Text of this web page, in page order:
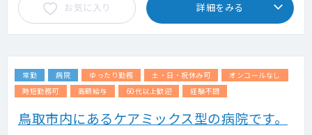
（仮に担当する場合でも週1日程度の勤務）
※日中の診療を充実させているた
め、夜間の緊急往診の頻度は低いです
います
お気に入り 詳細をみる
常勤 病院 ゆったり勤務 土・日・祝休み可
オンコールなし
時短勤務可
高額給与 60代以上歓迎 経験不問
鳥取市内にあるケアミックス型の病院です。